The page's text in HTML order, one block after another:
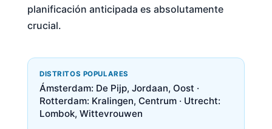
planificación anticipada es absolutamente
crucial.
DISTRITOS POPULARES
Ámsterdam: De Pijp, Jordaan, Oost ·
Rotterdam: Kralingen, Centrum · Utrecht:
Lombok, Wittevrouwen